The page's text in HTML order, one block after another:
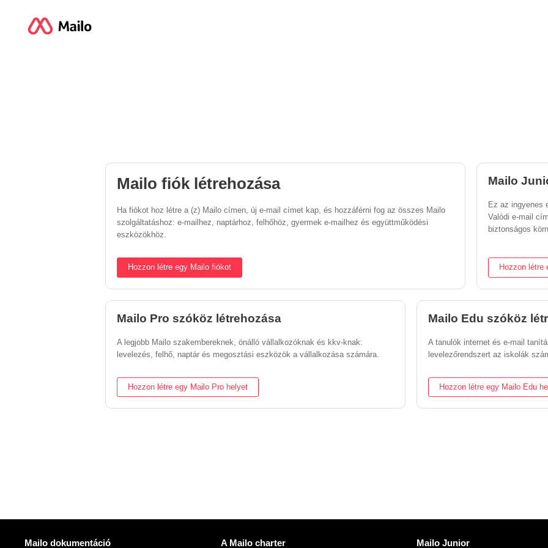
Mailo fiók létrehozása
Ha fiókot hoz létre a (z) Mailo címen, új e-mail címet kap, és hozzáférni fog az összes Mailo
szolgáltatáshoz: e-mailhez, naptárhoz, felhőhöz, gyermek e-mailhez és együttműködési
eszközökhöz.
Hozzon létre egy Mailo fiókot
Mailo
Ez az ingyenes
Valódi e-mail
biztonságos
Hozzon létre
Mailo Pro szóköz létrehozása
A legjobb Mailo szakembereknek, önálló vállalkozóknak és kkv-knak:
levelezés, felhő, naptár és megosztási eszközök a vállalkozása számára.
Hozzon létre egy Mailo Pro helyet
Mailo Edu szóköz
A tanulók internet és e-mail
levelezőrendszert az iskolák
Hozzon létre egy Mailo Edu
Több információ
Mailo dokumentáció Hasznos Linkek
A Mailo charter Fedezze fel Mailo
Mailo Junior